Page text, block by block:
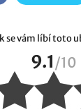
se vám líbí toto
9.1 /10